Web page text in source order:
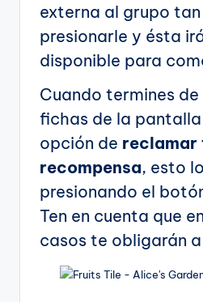
externa al grupo
presionarle y ésta
disponible para
Cuando termines
fichas de la
opción de reclamar
recompensa, esto
presionando el
Ten en cuenta que
casos te obligarán